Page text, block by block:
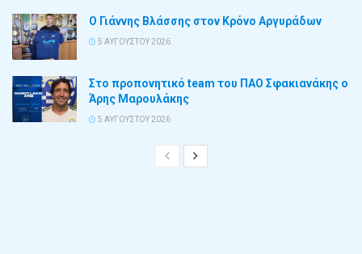
Ο Γιάννης Βλάσσης στον Κρόνο Αργυράδων
5 ΑΥΓΟΎΣΤΟΥ 2026
Στο προπονητικό team του ΠΑΟ Σφακιανάκης ο
Άρης Μαρουλάκης
5 ΑΥΓΟΎΣΤΟΥ 2026